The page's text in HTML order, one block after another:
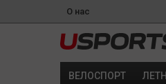
О нас
ВЕЛОСПОРТ